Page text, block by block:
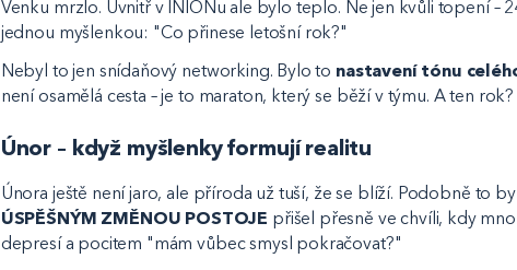
Venku mrzlo. Uvnitř v INIONu ale bylo teplo. Ne jen kvůli topení –
jednou myšlenkou: "Co přinese letošní rok?"
Nebyl to jen snídaňový networking. Bylo to nastavení tónu
není osamělá cesta – je to maraton, který se běží v týmu. A ten
Únor – když myšlenky formují realitu
Února ještě není jaro, ale příroda už tuší, že se blíží. Podobně to
ÚSPĚŠNÝM ZMĚNOU POSTOJE přišel přesně ve chvíli, kdy
depresí a pocitem "mám vůbec smysl pokračovat?"